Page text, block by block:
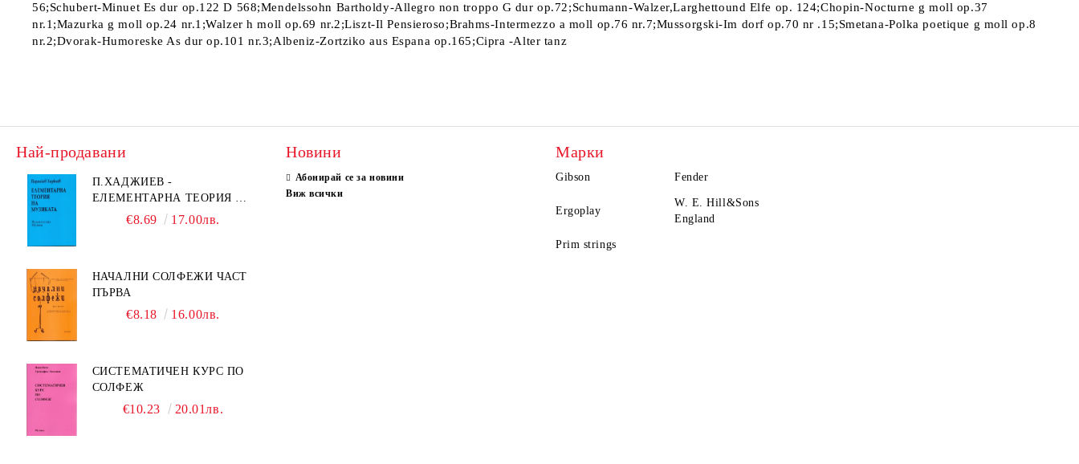
56;Schubert-Minuet Es dur op.122 D 568;Mendelssohn Bartholdy-Allegro non troppo G dur op.72;Schumann-Walzer,Larghettound Elfe op. 124;Chopin-Nocturne g moll op.37
nr.1;Mazurka g moll op.24 nr.1;Walzer h moll op.69 nr.2;Liszt-Il Pensieroso;Brahms-Intermezzo a moll op.76 nr.7;Mussorgski-Im dorf op.70 nr .15;Smetana-Polka poetique g moll op.8
nr.2;Dvorak-Humoreske As dur op.101 nr.3;Albeniz-Zortziko aus Espana op.165;Cipra -Alter tanz
Най-продавани
П.ХАДЖИЕВ -
ЕЛЕМЕНТАРНА ТЕОРИЯ НА
МУЗИКАТА
€8.69 17.00лв.
НАЧАЛНИ СОЛФЕЖИ ЧАСТ
ПЪРВА
€8.18 16.00лв.
СИСТЕМАТИЧЕН КУРС ПО
СОЛФЕЖ
€10.23 20.01лв.
Новини
Абонирай се за новини
Виж всички
Марки
Gibson Fender
Ergoplay
W. E. Hill&Sons
England
Prim strings